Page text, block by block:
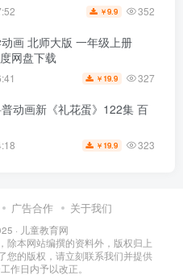
￥9.9 352
画 北师大版 一年级上册
网盘下载
￥ 19.9 327
动画新《礼花蛋》122集 百
￥ 19.9 323
广告合作 关于我们
· 儿童教育网
除本网站编撰的资料外，版权归上
您的版权，请立刻联系我们并提供
作日内予以改正。